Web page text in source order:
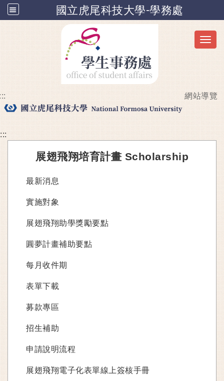
國立虎尾科技大學-學務處
網站導覽
:::
展翅飛翔培育計畫 Scholarship
最新消息
實施對象
展翅飛翔助學獎勵要點
圓夢計畫補助要點
每月收件期
表單下載
募款專區
招生補助
申請說明流程
展翅飛翔電子化表單線上簽核手冊